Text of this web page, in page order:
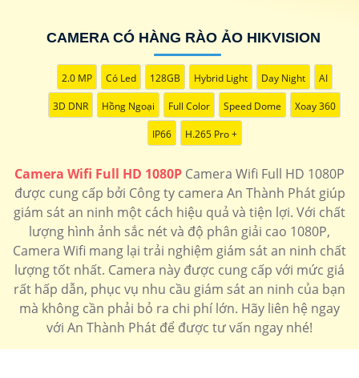
CAMERA CÓ HÀNG RÀO ẢO HIKVISION
2.0 MP Có Led 128GB Hybrid Light Day Night AI
3D DNR Hồng Ngoại Full Color Speed Dome Xoay 360
IP66 H.265 Pro +
Camera Wifi Full HD 1080P Camera Wifi Full HD 1080P
được cung cấp bởi Công ty camera An Thành Phát giúp
giám sát an ninh một cách hiệu quả và tiện lợi. Với chất
lượng hình ảnh sắc nét và độ phân giải cao 1080P,
Camera Wifi mang lại trải nghiệm giám sát an ninh chất
lượng tốt nhất. Camera này được cung cấp với mức giá
rất hấp dẫn, phục vụ nhu cầu giám sát an ninh của bạn
mà không cần phải bỏ ra chi phí lớn. Hãy liên hệ ngay
với An Thành Phát để được tư vấn ngay nhé!